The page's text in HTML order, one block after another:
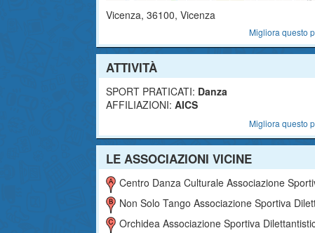
Vicenza, 36100, Vicenza
Migliora questo
ATTIVITÀ
SPORT PRATICATI: Danza
AFFILIAZIONI: AICS
Migliora questo
LE ASSOCIAZIONI VICINE
Centro Danza Culturale Associazione Sportiva
Non Solo Tango Associazione Sportiva
Orchidea Associazione Sportiva